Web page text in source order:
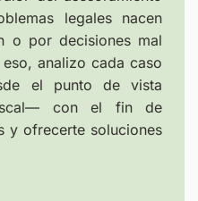
legales nacen
o por decisiones mal
analizo cada caso
el punto de vista
con el fin de
y ofrecerte soluciones